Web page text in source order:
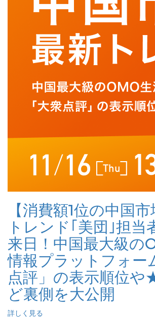
【消費額1位の中国
トレンド｢美団｣担当
来日！中国最大級の
情報プラットフォー
点評」の表示順位や
ど裏側を大公開
詳しく見る